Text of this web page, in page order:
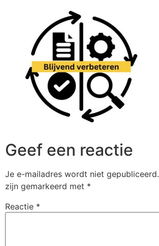
Geef een reactie
Je e-mailadres wordt niet gepubliceerd.
zijn gemarkeerd met *
Reactie *